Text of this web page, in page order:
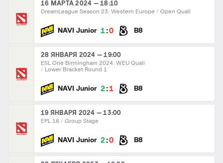
16 МАРТА 2024 — 18:10
DreamLeague Season 23: Western Europe Open Quali
NAVI Junior 1 :0 B8
28 ЯНВАРЯ 2024 — 19:00
ESL One Birmingham 2024: WEU Quali
Lower Bracket Round 1
NAVI Junior 2 :1 B8
19 ЯНВАРЯ 2024 — 13:00
EPL 16 Group Stage
NAVI Junior 2 :0 B8